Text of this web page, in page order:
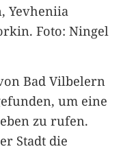
Yevheniia
Foto: Ningel
Bad Vilbelern
um eine
zu rufen.
Stadt die